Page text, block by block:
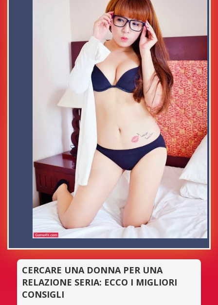
CERCARE UNA DONNA PER UNA
RELAZIONE SERIA: ECCO I MIGLIORI
CONSIGLI